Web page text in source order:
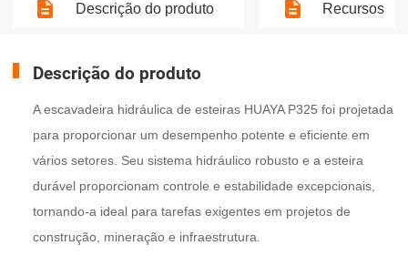
Descrição do produto Recursos
Descrição do produto
A escavadeira hidráulica de esteiras HUAYA P325 foi projetada
para proporcionar um desempenho potente e eficiente em
vários setores. Seu sistema hidráulico robusto e a esteira
durável proporcionam controle e estabilidade excepcionais,
tornando-a ideal para tarefas exigentes em projetos de
construção, mineração e infraestrutura.